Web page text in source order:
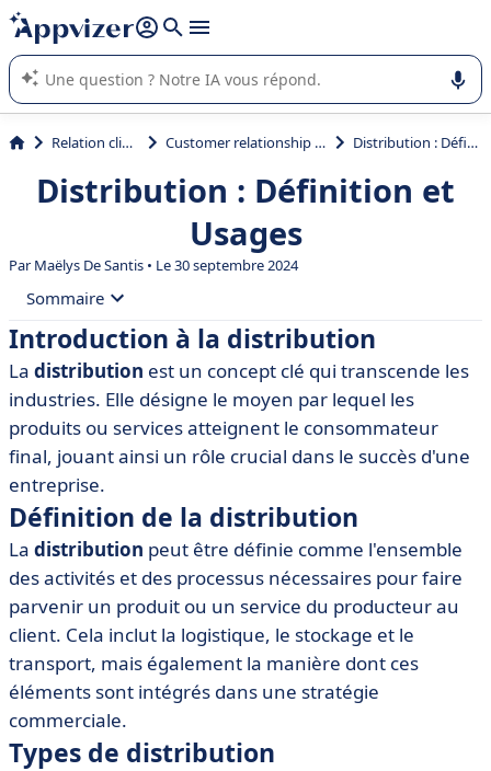
répondre (plusieurs lignes avec
L'IA de Appvizer vous guide dans l'utilisation ou la sélection de
logiciel SaaS en entreprise.
Relation client et vente Customer relationship management (CRM) Distribution : Définition et Usages
Distribution : Définition et
Usages
ParMaëlys De Santis • Le 30 septembre 2024
Sommaire
• Introduction à la distribution
• Définition de la distribution
• Types de distribution
• Importance de la distribution dans les affaires
• Processus de distribution
• Stratégies de distribution
• Outils et logiciels pour optimiser la distribution
Introduction à la distribution
La distribution est un concept clé qui transcende les
industries. Elle désigne le moyen par lequel les
produits ou services atteignent le consommateur
final, jouant ainsi un rôle crucial dans le succès d'une
entreprise.
Définition de la distribution
La distribution peut être définie comme l'ensemble
des activités et des processus nécessaires pour faire
parvenir un produit ou un service du producteur au
client. Cela inclut la logistique, le stockage et le
transport, mais également la manière dont ces
éléments sont intégrés dans une stratégie
commerciale.
Types de distribution